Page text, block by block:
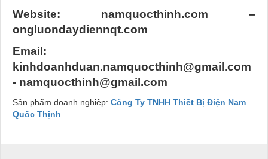
Website: namquocthinh.com –
ongluondaydiennqt.com​
Email:
kinhdoanhduan.namquocthinh@gmail.com
- namquocthinh@gmail.com
Sản phẩm doanh nghiệp: Công Ty TNHH Thiết Bị Điện Nam
Quốc Thịnh